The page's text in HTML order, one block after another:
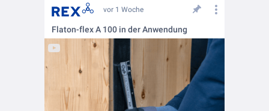
vor 1 Woche
Flaton-flex A 100 in der Anwendung